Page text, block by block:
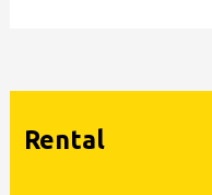
Rental